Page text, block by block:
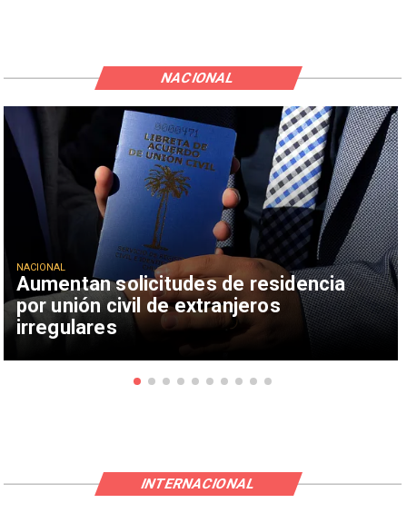
Aumentan solicitudes de residencia
por unión civil de extranjeros
irregulares
NACIONAL
NACIONAL
INTERNACIONAL